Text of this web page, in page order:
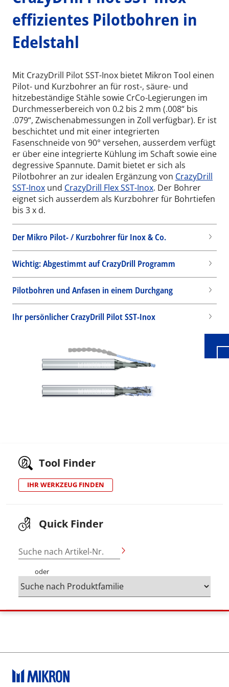
effizientes Pilotbohren in
Edelstahl
Mit CrazyDrill Pilot SST-Inox bietet Mikron Tool einen
Pilot- und Kurzbohrer an für rost-, säure- und
hitzebeständige Stähle sowie CrCo-Legierungen im
Durchmesserbereich von 0.2 bis 2 mm (.008“ bis
.079“, Zwischenabmessungen in Zoll verfügbar). Er ist
beschichtet und mit einer integrierten
Fasenschneide von 90° versehen, ausserdem verfügt
er über eine integrierte Kühlung im Schaft sowie eine
degressive Spannute. Damit bietet er sich als
Pilotbohrer an zur idealen Ergänzung von CrazyDrill
SST-Inox und CrazyDrill Flex SST-Inox. Der Bohrer
eignet sich ausserdem als Kurzbohrer für Bohrtiefen
bis 3 x d.
Der Mikro Pilot- / Kurzbohrer für Inox & Co.
Wichtig: Abgestimmt auf CrazyDrill Programm
Pilotbohren und Anfasen in einem Durchgang
Ihr persönlicher CrazyDrill Pilot SST-Inox
Tool Finder
IHR WERKZEUG FINDEN
Quick Finder
Suche nach Artikel-Nr.
oder